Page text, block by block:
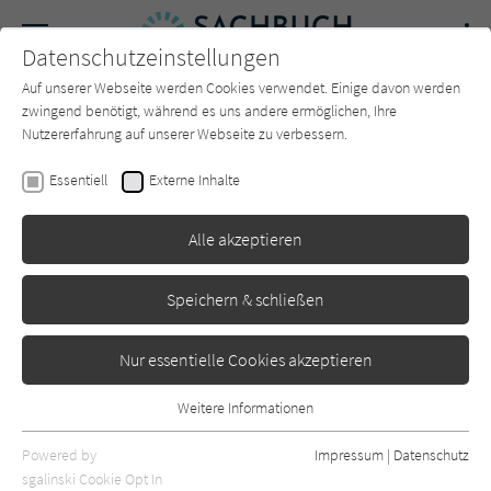
SUCHE Forum Charts Newsletter
Claudia Hochbrunn Andrea Bottlinger
Erschienen: September 2019
Datenschutzeinstellungen
Auf unserer Webseite werden Cookies verwendet. Einige davon werden
zwingend benötigt, während es uns andere ermöglichen, Ihre
Nutzererfahrung auf unserer Webseite zu verbessern.
Essentiell Externe Inhalte
Alle akzeptieren
Speichern & schließen
Nur essentielle Cookies akzeptieren
Essentielle Cookies werden für grundlegende Funktionen der
Webseite benötigt. Dadurch ist gewährleistet, dass die Webseite
Weitere Informationen
Powered by
sgalinski Cookie Opt In
Impressum | Datenschutz